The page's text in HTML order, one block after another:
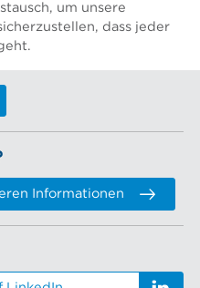
um unsere
dass jeder
Informationen